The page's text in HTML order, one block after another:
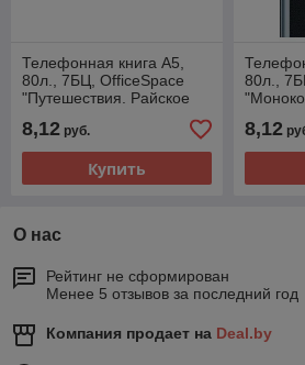
Телефонная книга А5,
80л., 7БЦ, OfficeSpace
"Путешествия. Райское
место", выборочный УФ-
лак, с высечкой
8,12 руб.
Купить
80л.,
8,12
О нас
Рейтинг не сформирован
Менее 5 отзывов за последний год
Компания продает на Deal.by